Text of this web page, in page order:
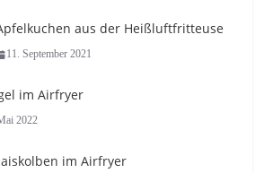
aus der Heißluftfritteuse
11. September 2021
im Airfryer
2022
im Airfryer